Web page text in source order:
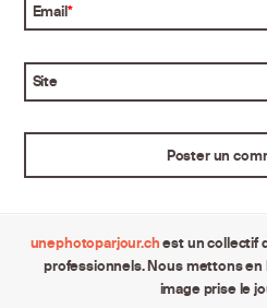
Email*
Site
unephotoparjour.chest un collectif
professionnels. Nous mettons
image prise le